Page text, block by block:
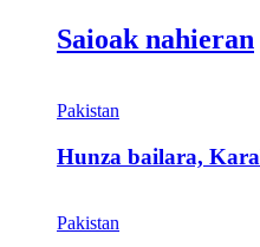
Saioak nahieran
Pakistan
Hunza bailara,
Pakistan